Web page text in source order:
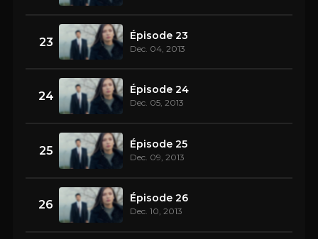
23 Épisode 23
Dec. 04, 2013
24 Épisode 24
Dec. 05, 2013
25 Épisode 25
Dec. 09, 2013
26 Épisode 26
Dec. 10, 2013